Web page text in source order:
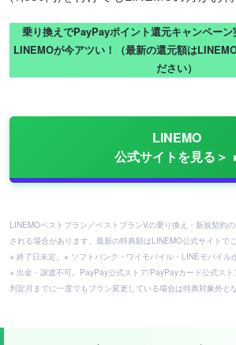
乗り換えでPayPayポイント還元キャンペー
LINEMOが今アツい！（最新の還元額は
ださい）
LINEMO
公式サイトを見る＞
LINEMOベストプラン／ベストプランVの乗り換え・新規契約
される場合があります。最新の特典額はLINEMO公式サイトでご
※ 終了日未定。※ ソフトバンク・ワイモバイル・LINEモバイル
※ 出金・譲渡不可。PayPay公式ストア/PayPayカード公式ス
判定月までに一度でもプラン変更している場合は特典対象外とな